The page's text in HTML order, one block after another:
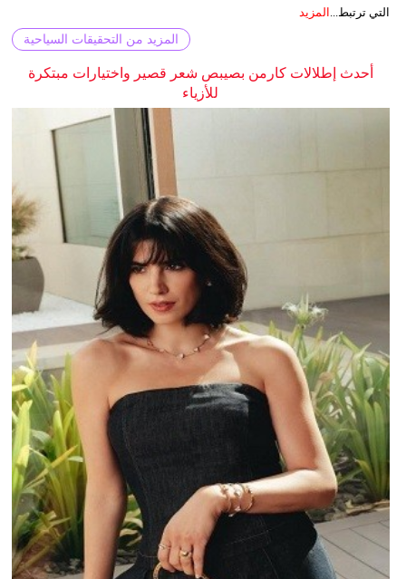
التي ترتبط... المزيد
المزيد من التحقيقات السياحية
أحدث إطلالات كارمن بصيبص شعر قصير واختيارات مبتكرة
للأزياء